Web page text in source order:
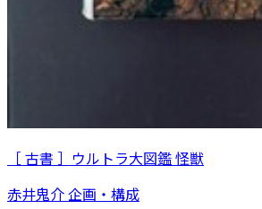
［ 古書 ］ウルトラ大図鑑 怪獣
赤井鬼介 企画・構成